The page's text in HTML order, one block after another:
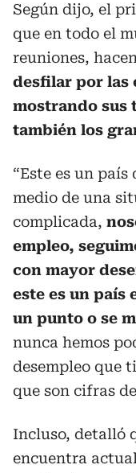
Según dijo, el
que en todo el
reuniones,
desfilar por las
mostrando sus
también los
“Este es un país
medio de una
complicada,
empleo,
con mayor
este es un país
un punto o se
nunca hemos
desempleo que
que son cifras
Incluso, detalló
encuentra